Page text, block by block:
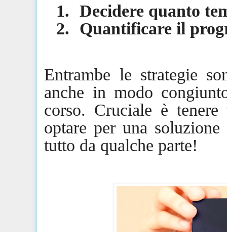
1. Decidere quanto
2.
Quantificare il
Entrambe le strategie
anche in modo
corso. Cruciale è
optare per una
tutto da qualche parte!